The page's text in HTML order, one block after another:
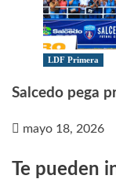
LDF Primera
Salcedo pega
mayo 18, 2026
Te pueden